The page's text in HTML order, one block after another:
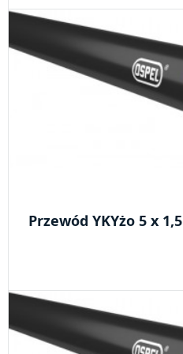
Przewód YKYżo 5 x 1,5